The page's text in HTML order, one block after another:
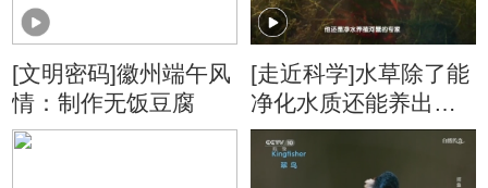
[文明密码]徽州端午风
情：制作无饭豆腐
[走近科学]水草除了能
净化水质还能养出大
规格小龙虾